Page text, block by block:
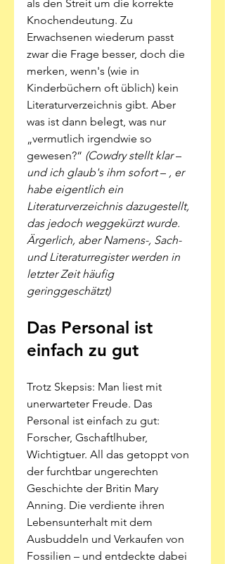
als den Streit um die korrekte
Knochendeutung. Zu
Erwachsenen wiederum passt
zwar die Frage besser, doch die
merken, wenn's (wie in
Kinderbüchern oft üblich) kein
Literaturverzeichnis gibt. Aber
was ist dann belegt, was nur
„vermutlich irgendwie so
gewesen?“ (Cowdry stellt klar –
und ich glaub's ihm sofort – , er
habe eigentlich ein
Literaturverzeichnis dazugestellt,
das jedoch weggekürzt wurde.
Ärgerlich, aber Namens-, Sach-
und Literaturregister werden in
letzter Zeit häufig
geringgeschätzt)
Das Personal ist
einfach zu gut
Trotz Skepsis: Man liest mit
unerwarteter Freude. Das
Personal ist einfach zu gut:
Forscher, Gschaftlhuber,
Wichtigtuer. All das getoppt von
der furchtbar ungerechten
Geschichte der Britin Mary
Anning. Die verdiente ihren
Lebensunterhalt mit dem
Ausbuddeln und Verkaufen von
Fossilien – und entdeckte dabei